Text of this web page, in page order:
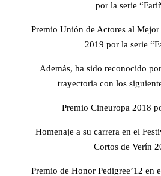
por la serie
Premio Unión de Actores al
2019 por la serie
Además, ha sido reconocido
trayectoria con los
Premio Cineuropa 2018
Homenaje a su carrera en el
Cortos de Verín
Premio de Honor Pedigree’12 en